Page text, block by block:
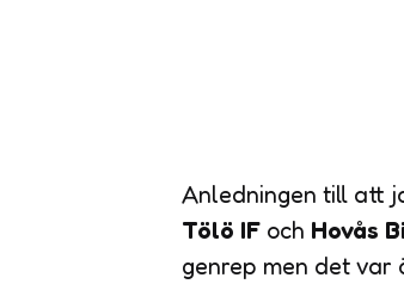
Anledningen till att
Tölö IF och Hovås
genrep men det var